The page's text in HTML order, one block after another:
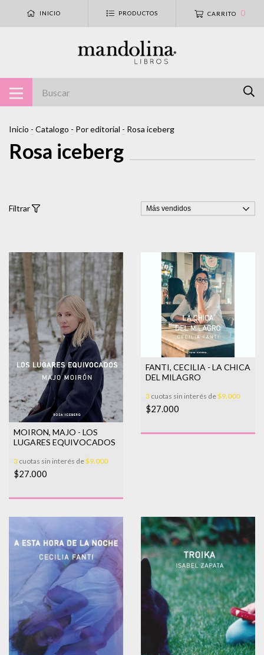
INICIO PRODUCTOS CARRITO 0
Inicio - Catalogo - Por editorial - Rosa iceberg
Rosa iceberg
Filtrar
MOIRON, MAJO - LOS
LUGARES EQUIVOCADOS
3 cuotas sin interés de$9.000
$27.000
FANTI, CECILIA - LA CHICA
DEL MILAGRO
3 cuotas sin interés de$9.000
$27.000